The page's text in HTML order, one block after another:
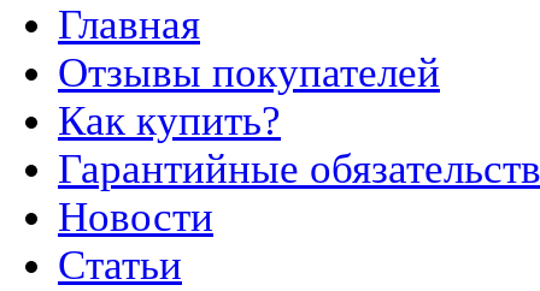
Главная
Отзывы покупателей
Как купить?
Гарантийные
Новости
Статьи